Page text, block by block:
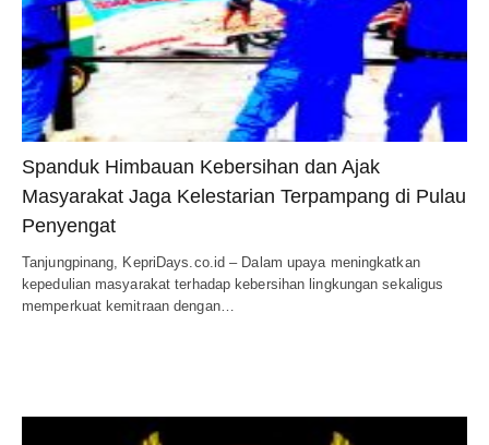
Spanduk Himbauan Kebersihan dan Ajak
Masyarakat Jaga Kelestarian Terpampang di Pulau
Penyengat
Tanjungpinang, KepriDays.co.id – Dalam upaya meningkatkan
kepedulian masyarakat terhadap kebersihan lingkungan sekaligus
memperkuat kemitraan dengan…